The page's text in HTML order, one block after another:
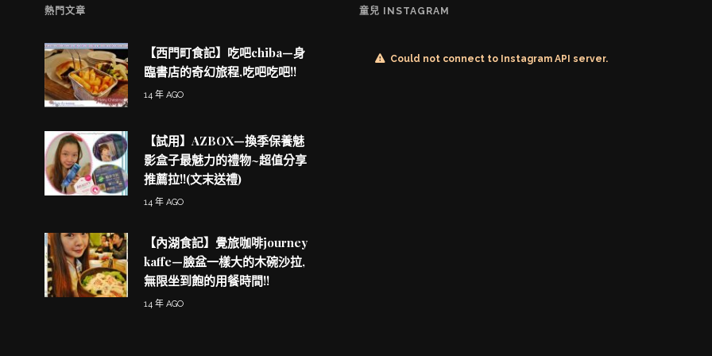
熱門文章
【西門町食記】吃吧chiba—身
臨書店的奇幻旅程,吃吧吃吧!!
14 年 AGO
【試用】AZBOX—換季保養魅
影盒子最魅力的禮物~超值分享
推薦拉!!(文末送禮)
14 年 AGO
【內湖食記】覺旅咖啡journey
kaffe—臉盆一樣大的木碗沙拉,
無限坐到飽的用餐時間!!
14 年 AGO
童兒 INSTAGRAM
Could not connect to Instagram API server.